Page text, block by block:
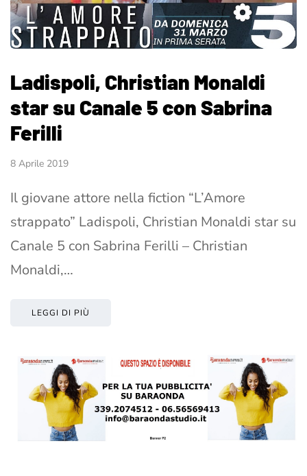
Ladispoli, Christian Monaldi
star su Canale 5 con Sabrina
Ferilli
8 Aprile 2019
Il giovane attore nella fiction “L’Amore
strappato” Ladispoli, Christian Monaldi star su
Canale 5 con Sabrina Ferilli – Christian
Monaldi,…
LEGGI DI PIÙ